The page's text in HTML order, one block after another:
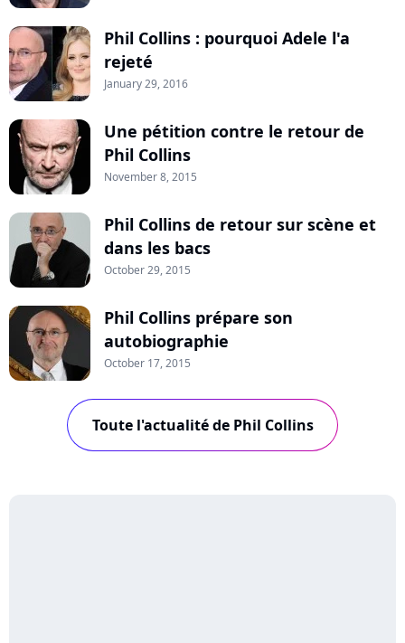
Phil Collins : pourquoi Adele l'a
rejeté
January 29, 2016
Une pétition contre le retour de
Phil Collins
November 8, 2015
Phil Collins de retour sur scène et
dans les bacs
October 29, 2015
Phil Collins prépare son
autobiographie
October 17, 2015
Toute l'actualité de Phil Collins